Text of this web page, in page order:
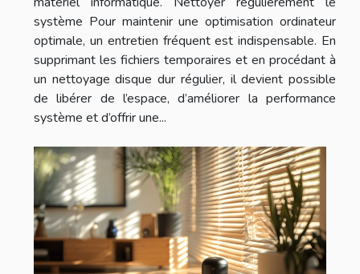
système Pour maintenir une optimisation ordinateur
optimale, un entretien fréquent est indispensable. En
supprimant les fichiers temporaires et en procédant à
un nettoyage disque dur régulier, il devient possible
de libérer de l’espace, d’améliorer la performance
système et d’offrir une...